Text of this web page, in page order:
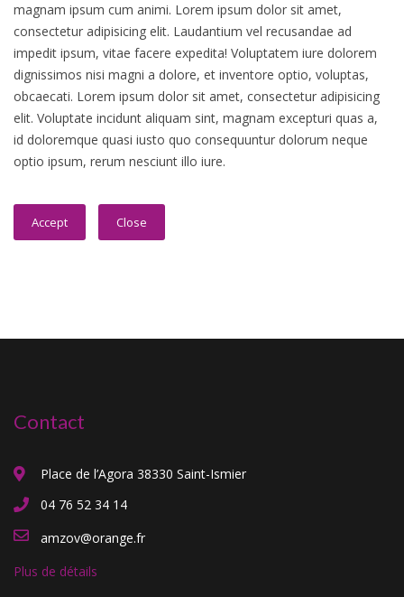
magnam ipsum cum animi. Lorem ipsum dolor sit amet,
consectetur adipisicing elit. Laudantium vel recusandae ad
impedit ipsum, vitae facere expedita! Voluptatem iure dolorem
dignissimos nisi magni a dolore, et inventore optio, voluptas,
obcaecati. Lorem ipsum dolor sit amet, consectetur adipisicing
elit. Voluptate incidunt aliquam sint, magnam excepturi quas a,
id doloremque quasi iusto quo consequuntur dolorum neque
optio ipsum, rerum nesciunt illo iure.
Accept Close
Contact
Place de l’Agora 38330 Saint-Ismier
04 76 52 34 14
amzov@orange.fr
Plus de détails